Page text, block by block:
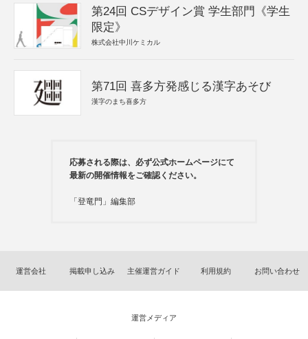
第24回 CSデザイン賞 学生部門《学生
限定》
株式会社中川ケミカル
第71回 喜多方発感じる漢字あそび
漢字のまち喜多方
応募される際は、必ず公式ホームページにて
最新の開催情報をご確認ください。
「登竜門」編集部
運営会社 掲載申し込み 主催運営ガイド 利用規約 お問い合わせ
運営メディア